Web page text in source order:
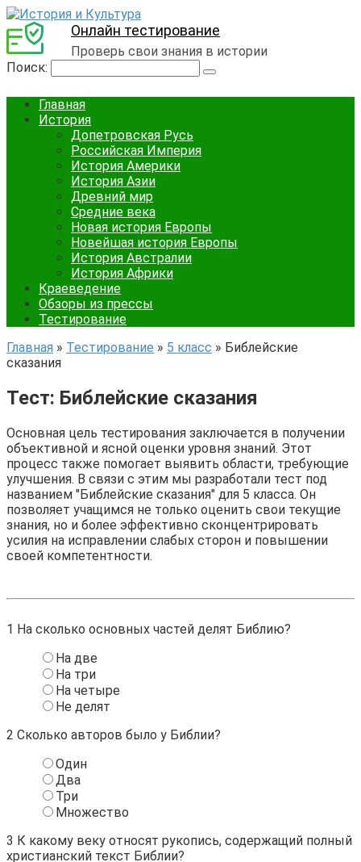
Онлайн тестирование
Проверь свои знания в истории
Поиск:
Главная
История
Допетровская Русь
Российская Империя
История Америки
История Азии
Древний мир
Средние века
Новая история Европы
Новейшая история Европы
История Австралии
История Африки
Краеведение
Обзоры из прессы
Тестирование
Главная » Тестирование » 5 класс » Библейские
сказания
Тест: Библейские сказания
Основная цель тестирования заключается в получении
объективной и ясной оценки уровня знаний. Этот
процесс также помогает выявить области, требующие
улучшения. В связи с этим мы разработали тест под
названием "Библейские сказания" для 5 класса. Он
позволяет учащимся не только оценить свои текущие
знания, но и более эффективно сконцентрировать
усилия на исправлении слабых сторон и повышении
своей компетентности.
1 На сколько основных частей делят Библию?
На две
На три
На четыре
Не делят
2 Сколько авторов было у Библии?
Один
Два
Три
Множество
3 К какому веку относят рукопись, содержащий полный
христианский текст Библии?